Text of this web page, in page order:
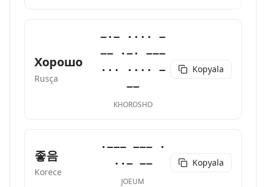
Хорошо
Rusça
−·− ···· −
−− ·−· −−−
··· ···· −
−−
KHOROSHO
Kopyala
좋음
Korece
·−−− −−− ·
··− −−
JOEUM
Kopyala